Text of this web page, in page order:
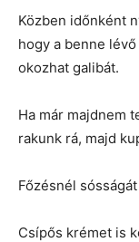
Közben időnként
hogy a benne
okozhat galibát.
Ha már majdnem
rakunk rá, majd
Főzésnél
Csípős krémet is